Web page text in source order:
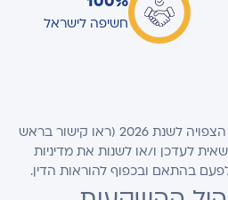
חשיפה לישראל
בהתאם למדיניות ההשקעה הצפויה לשנת 2026 (ראו קישור בראש
לעדכן ו/או לשנות את מדיניות
בהתאם ובכפוף להוראות הדין.